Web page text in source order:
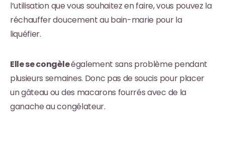
l’utilisation que vous souhaitez en faire, vous pouvez la
réchauffer doucement au bain-marie pour la
liquéfier.
Elle se congèleégalement sans problème pendant
plusieurs semaines. Donc pas de soucis pour placer
un gâteau ou des macarons fourrés avec de la
ganache au congélateur.